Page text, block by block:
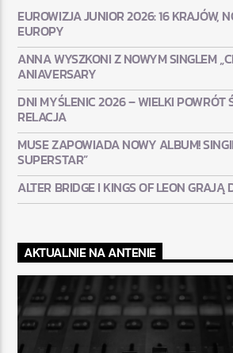
EUROWIZJA JUNIOR 2026: 16 KRAJÓW,
EUROPY
ANNA WYSZKONI Z NOWYM SINGLEM
ANIAVERSARY
DNI MYŚLENIC 2026 – WIELKI POWRÓT
RELACJA
MUSE ZAPOWIADA NOWY ALBUM!
SUPERSTAR”
ALTER BRIDGE I KINGS OF LEON GRAJĄ
AKTUALNIE NA ANTENIE